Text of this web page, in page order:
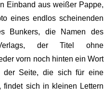
Einband aus weißer Pappe,
eines endlos scheinenden
Bunkers, die Namen des
der Titel ohne
vorn noch hinten ein Wort
der Seite, die sich für eine
findet sich in kleinen Lettern